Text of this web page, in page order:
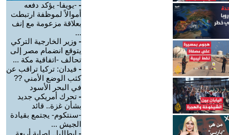
- -يويفا- يؤكد دفعه
أموالاً لموظفة ارتبطت
بعلاقة مزعومة مع إنف
...
- وزير الخارجية التركي
يتوقع انضمام مصر إلى
تحالف -اتفاقية مكة ...
- فيدان: تركيا تراقب عن
كثب الوضع الأمني ??
في البحر الأسود
- تحرك أمريكي جديد
بشأن غزة.. قائد
-سنتكوم- يجتمع بقيادة
الجيش ...
- إيطاليا.. إصابة أربعة